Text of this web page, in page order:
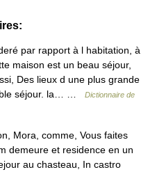
par rapport à l habitation, à
maison est un beau séjour,
Des lieux d une plus grande
séjour. la… …
Dictionnaire de
Mora, comme, Vous faites
demeure et residence en un
au chasteau, In castro